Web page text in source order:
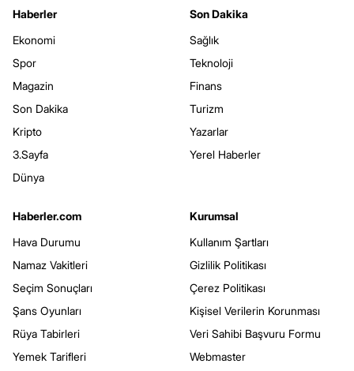
Haberler
Ekonomi
Spor
Magazin
Son Dakika
Kripto
3.Sayfa
Dünya
Son Dakika
Sağlık
Teknoloji
Finans
Turizm
Yazarlar
Yerel Haberler
Haberler.com
Hava Durumu
Namaz Vakitleri
Seçim Sonuçları
Şans Oyunları
Rüya Tabirleri
Yemek Tarifleri
Kurumsal
Kullanım Şartları
Gizlilik Politikası
Çerez Politikası
Kişisel Verilerin Korunması
Veri Sahibi Başvuru Formu
Webmaster